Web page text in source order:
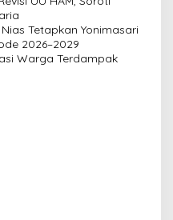
Tetapkan Yonimasari
2026–2029
Warga Terdampak